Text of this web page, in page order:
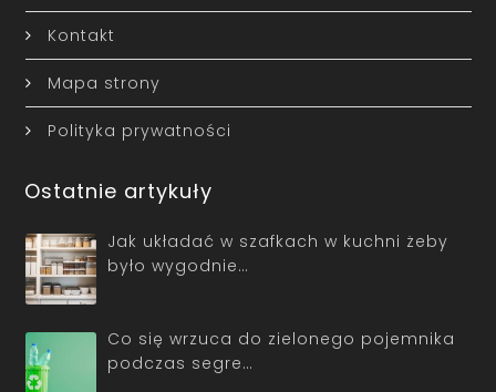
Kontakt
Mapa strony
Polityka prywatności
Ostatnie artykuły
Jak układać w szafkach w kuchni żeby
było wygodnie…
Co się wrzuca do zielonego pojemnika
podczas segre…